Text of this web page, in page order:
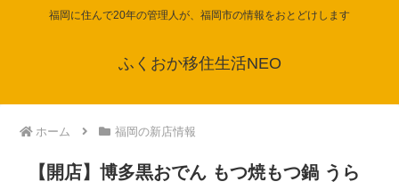
福岡に住んで20年の管理人が、福岡市の情報をおとどけします
ふくおか移住生活NEO
ホーム 福岡の新店情報
【開店】博多黒おでん もつ焼もつ鍋 うら